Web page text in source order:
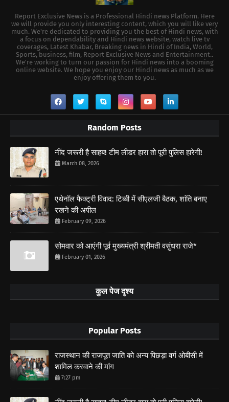
Report Exclusive News is a Professional Hindi news Platform. Here
we will provide you only interesting content, which you will like very
much. We're dedicated to providing you the best of Hindi news, with
a focus on dependability and Hindi news website, watch live tv
coverages, Latest Khabar, Breaking news in Hindi of India, World,
Sports, business, film, Report Exclusive News and Entertainment..
We're working to turn our passion for Hindi news into a booming
online website. We hope you enjoy our Hindi news as much as we
enjoy offering them to you.
Random Posts
नींद जरूरी है साहब! टीम लीडर हारा तो पूरी पुलिस हारेगी!
March 08, 2026
एथेनॉल फैक्ट्री विवाद: टिब्बी में सीएलजी बैठक, शांति बनाए
रखने की अपील
February 09, 2026
सोमवार को आएंगी पूर्व मुख्यमंत्री श्रीमती वसुंधरा राजे*
February 01, 2026
कुल पेज दृश्य
Popular Posts
राजस्थान की राजपूत जाति को अन्य पिछड़ा वर्ग ओबीसी में
शामिल करवाने की मांग
7:27 pm